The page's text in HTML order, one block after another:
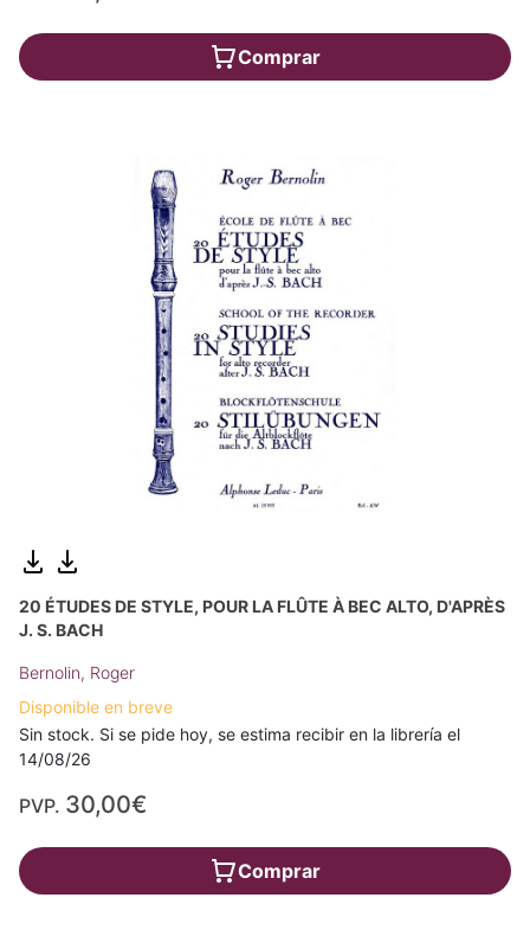
Comprar
20 ÉTUDES DE STYLE, POUR LA FLÛTE À BEC ALTO, D'APRÈS
J. S. BACH
Bernolin, Roger
Disponible en breve
Sin stock. Si se pide hoy, se estima recibir en la librería el
14/08/26
PVP. 30,00€
Comprar